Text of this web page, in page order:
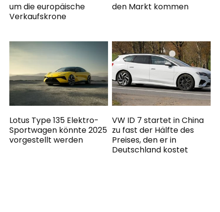
um die europäische
Verkaufskrone
den Markt kommen
Lotus Type 135 Elektro-
Sportwagen könnte 2025
vorgestellt werden
VW ID 7 startet in China
zu fast der Hälfte des
Preises, den er in
Deutschland kostet